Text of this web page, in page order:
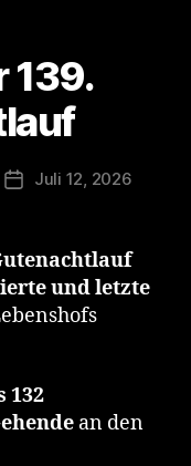
139.
Juli 12, 2026
und letzte
132
an den